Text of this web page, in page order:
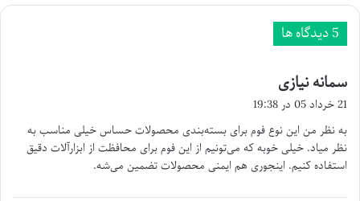
‫5 دیدگاه ها
سمانه نیازی
ف
:
21 خرداد 05 در 19:38
به نظر من این نوع فوم برای بسته‌بندی محصولات حساس خیلی مناسب به
نظر میاد. خیلی خوبه که می‌تونیم از این فوم برای محافظت از ابزارآلات دقیق
استفاده کنیم. اینجوری هم ایمنی محصولات تضمین می‌شه.